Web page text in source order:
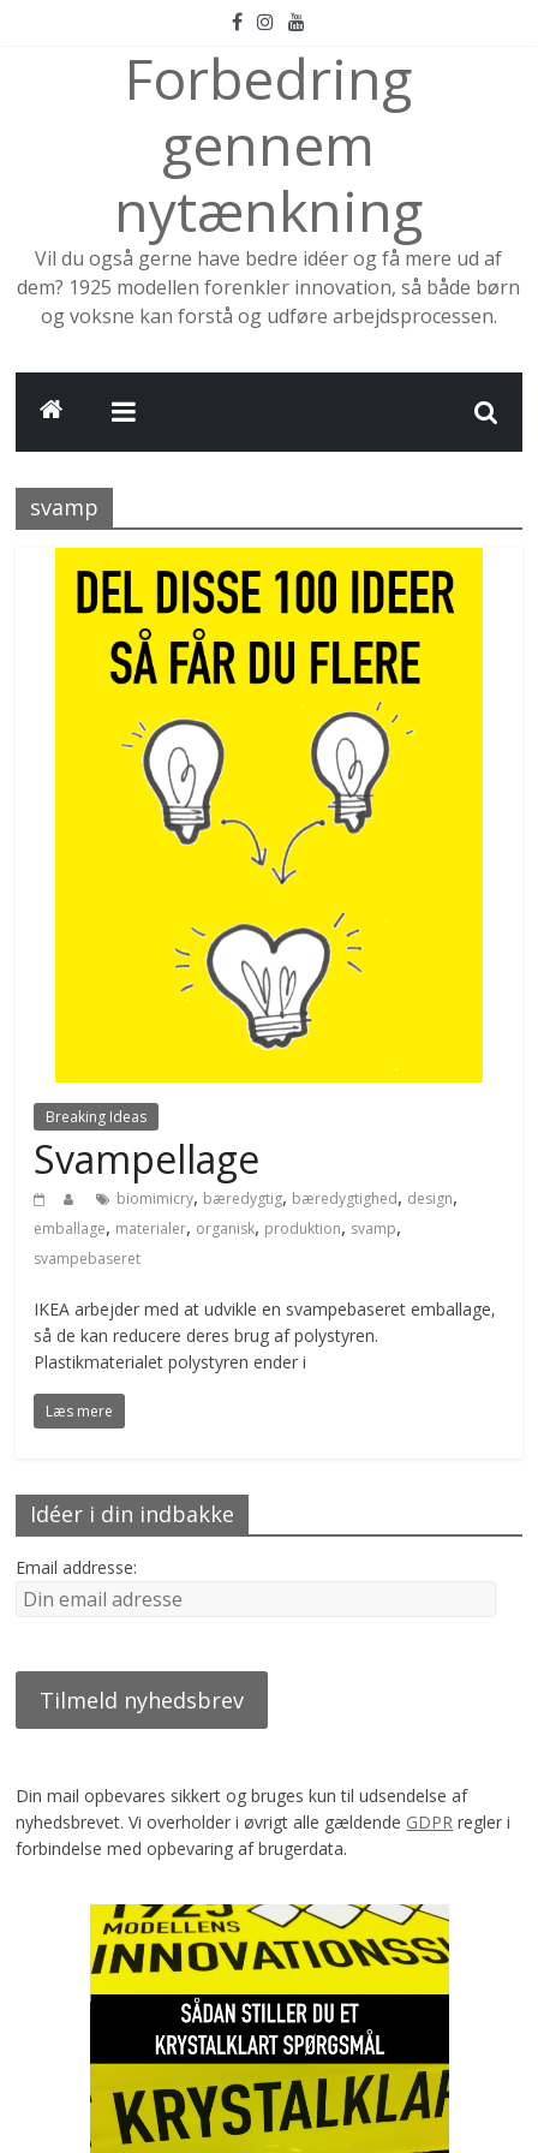
Forbedring
gennem
nytænkning
Vil du også gerne have bedre idéer og få mere ud af
dem? 1925 modellen forenkler innovation, så både børn
og voksne kan forstå og udføre arbejdsprocessen.
svamp
Breaking Ideas
Svampellage
biomimicry, bæredygtig, bæredygtighed, design,
emballage, materialer, organisk, produktion, svamp,
svampebaseret
IKEA arbejder med at udvikle en svampebaseret emballage,
så de kan reducere deres brug af polystyren.
Plastikmaterialet polystyren ender i
Læs mere
Idéer i din indbakke
Email addresse:
Din mail opbevares sikkert og bruges kun til udsendelse af
nyhedsbrevet. Vi overholder i øvrigt alle gældende GDPR regler i
forbindelse med opbevaring af brugerdata.